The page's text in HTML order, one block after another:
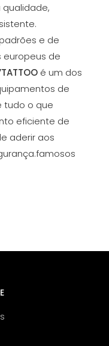
e de
de
é um dos
de
tudo o que
eficiente de
aderir aos